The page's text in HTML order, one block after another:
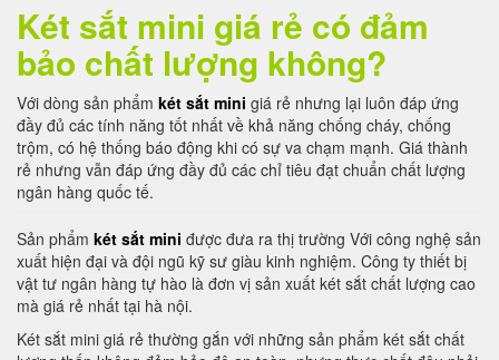
Két sắt mini giá rẻ có đảm
bảo chất lượng không?
Với dòng sản phẩm két sắt mini giá rẻ nhưng lại luôn đáp ứng
đầy đủ các tính năng tốt nhất về khả năng chống cháy, chống
trộm, có hệ thống báo động khi có sự va chạm mạnh. Giá thành
rẻ nhưng vẫn đáp ứng đầy đủ các chỉ tiêu đạt chuẩn chất lượng
ngân hàng quốc tế.
Sản phẩm két sắt mini được đưa ra thị trường Với công nghệ sản
xuất hiện đại và đội ngũ kỹ sư giàu kinh nghiệm. Công ty thiết bị
vật tư ngân hàng tự hào là đơn vị sản xuất két sắt chất lượng cao
mà giá rẻ nhất tại hà nội.
Két sắt mini giá rẻ thường gắn với những sản phẩm két sắt chất